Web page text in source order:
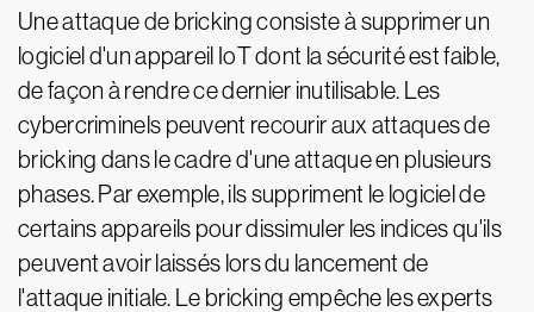
Une attaque de bricking consiste à supprimer un
logiciel d'un appareil IoT dont la sécurité est faible,
de façon à rendre ce dernier inutilisable. Les
cybercriminels peuvent recourir aux attaques de
bricking dans le cadre d'une attaque en plusieurs
phases. Par exemple, ils suppriment le logiciel de
certains appareils pour dissimuler les indices qu'ils
peuvent avoir laissés lors du lancement de
l'attaque initiale. Le bricking empêche les experts